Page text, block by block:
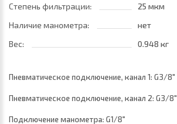
Степень фильтрации:
25 мкм
Наличие манометра:
нет
Вес:
0.948 кг
Пневматическое подключение, канал 1: G3/8"
Пневматическое подключение, канал 2: G3/8"
Подключение манометра: G1/8"